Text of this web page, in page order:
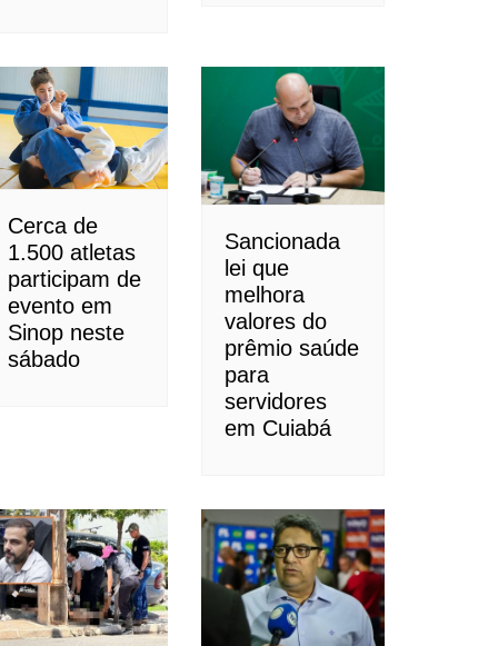
Cerca de
1.500 atletas
participam de
evento em
Sinop neste
sábado
Sancionada
lei que
melhora
valores do
prêmio saúde
para
servidores
em Cuiabá